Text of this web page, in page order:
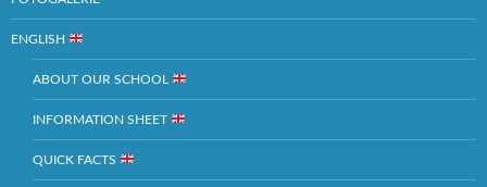
ENGLISH
ABOUT OUR SCHOOL
INFORMATION SHEET
QUICK FACTS